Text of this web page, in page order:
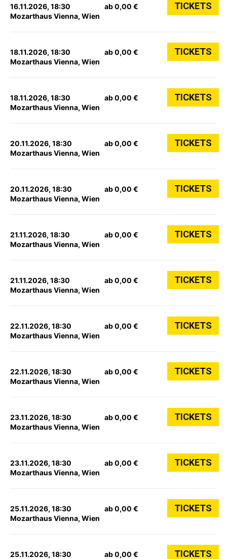
16.11.2026, 18:30
Mozarthaus Vienna, Wien
ab 0,00 € TICKETS
18.11.2026, 18:30
Mozarthaus Vienna, Wien
ab 0,00 € TICKETS
18.11.2026, 18:30
Mozarthaus Vienna, Wien
ab 0,00 € TICKETS
20.11.2026, 18:30
Mozarthaus Vienna, Wien
ab 0,00 € TICKETS
20.11.2026, 18:30
Mozarthaus Vienna, Wien
ab 0,00 € TICKETS
21.11.2026, 18:30
Mozarthaus Vienna, Wien
ab 0,00 € TICKETS
21.11.2026, 18:30
Mozarthaus Vienna, Wien
ab 0,00 € TICKETS
22.11.2026, 18:30
Mozarthaus Vienna, Wien
ab 0,00 € TICKETS
22.11.2026, 18:30
Mozarthaus Vienna, Wien
ab 0,00 € TICKETS
23.11.2026, 18:30
Mozarthaus Vienna, Wien
ab 0,00 € TICKETS
23.11.2026, 18:30
Mozarthaus Vienna, Wien
ab 0,00 € TICKETS
25.11.2026, 18:30
Mozarthaus Vienna, Wien
ab 0,00 € TICKETS
25.11.2026, 18:30 ab 0,00 € TICKETS